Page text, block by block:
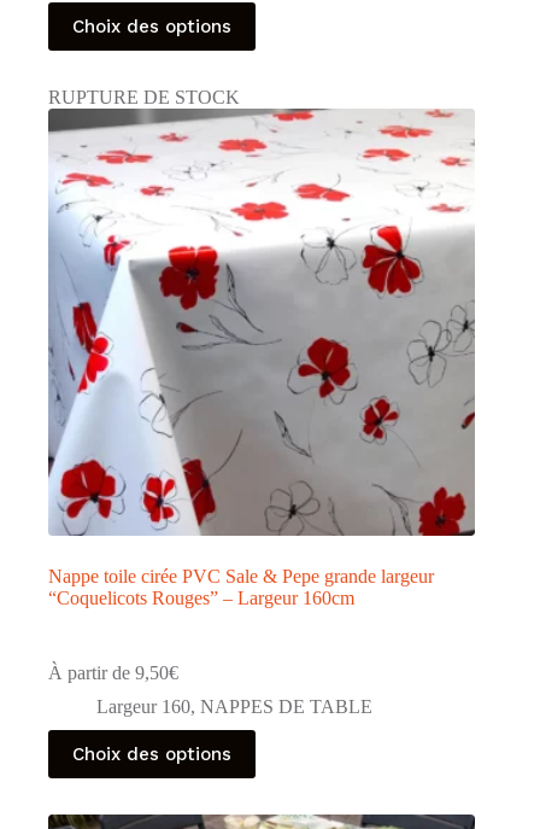
Choix des options
Ce
produit
a
variations.
options
peuvent
être
choisies
produit
RUPTURE DE STOCK
Nappe toile cirée PVC Sale & Pepe grande largeur
“Coquelicots Rouges” – Largeur 160cm
À partir de 9,50€
Largeur 160, NAPPES DE TABLE
Choix des options
Ce
produit
a